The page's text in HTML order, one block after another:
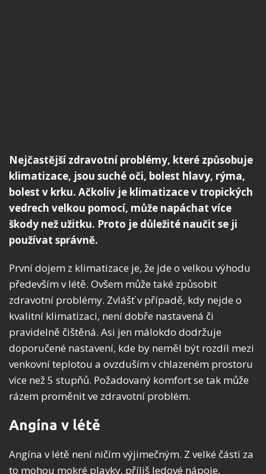
Nejčastější zdravotní problémy, které způsobuje
klimatizace, jsou suché oči, bolest hlavy, rýma,
bolest v krku. Ačkoliv je klimatizace v tropických
vedrech velkou pomocí, může napáchat více
škody než užitku. Proto je důležité naučit se ji
používat správně.
První dojem z klimatizace je, že jde o velkou výhodu
především v létě. Ovšem může také způsobit
zdravotní problémy. Zvlášť v případě, kdy nejde o
kvalitní klimatizaci, není dobře nastavená či
pravidelně čištěná. Asi jen málokdo dodržuje
doporučené nastavení, kde by neměl být rozdíl mezi
venkovní teplotou a ovzduším v chlazeném prostoru
více než 5 stupňů. Požadovaný komfort se tak může
rázem proměnit ve zdravotní problém.
Angína v létě
Angína v létě není ničím výjimečným. Z velké části za
to mohou mokré plavky, příliš ledové nápoje,